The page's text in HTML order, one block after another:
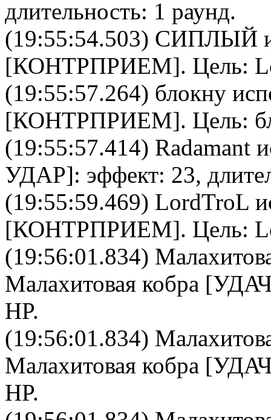
длительность: 1 раунд.
(19:55:54.503) СИПЛЫЙ
[КОНТРПРИЕМ]. Цель:
(19:55:57.264) блокну
[КОНТРПРИЕМ]. Цель:
(19:55:57.414) Radamant
УДАР]: эффект: 23,
(19:55:59.469) LordTroL
[КОНТРПРИЕМ]. Цель:
(19:56:01.834)
Малахитовая кобра
HP.
(19:56:01.834)
Малахитовая кобра
HP.